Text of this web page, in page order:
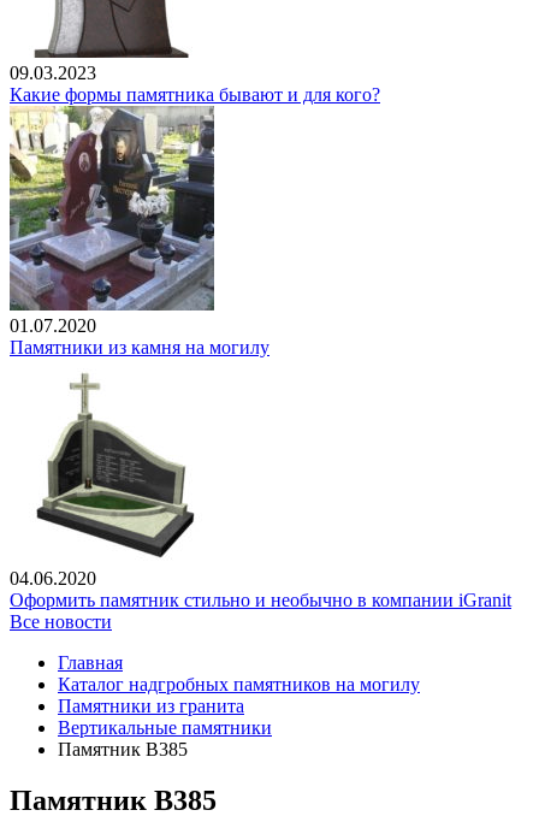
09.03.2023
Какие формы памятника бывают и для кого?
01.07.2020
Памятники из камня на могилу
04.06.2020
Оформить памятник стильно и необычно в компании iGranit
Все новости
Главная
Каталог надгробных памятников на могилу
Памятники из гранита
Вертикальные памятники
Памятник В385
Памятник В385